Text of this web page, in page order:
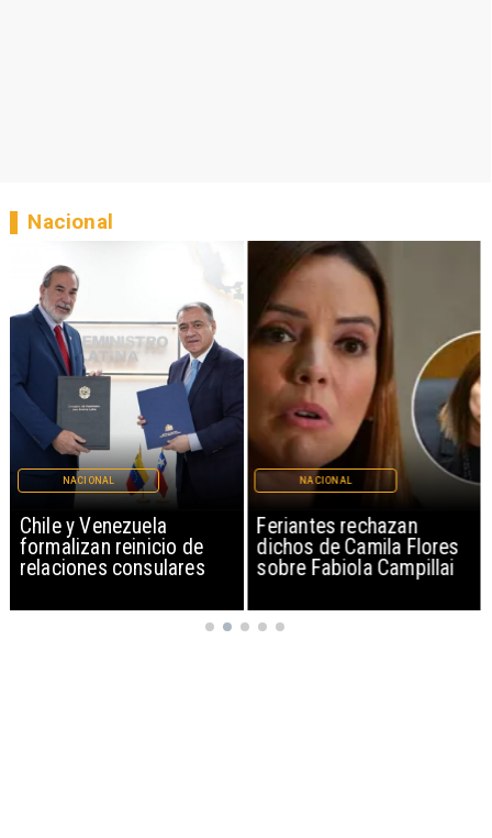
Chile y Venezuela
formalizan reinicio de
relaciones consulares
NACIONAL
Feriantes rechazan
dichos de Camila Flores
sobre Fabiola Campillai
NACIONAL
Nacional